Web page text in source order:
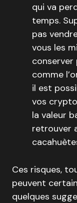
qui va
temps.
pas
vous les
conserver
comme
il est
vos
la valeur
retrouver
Ces risques,
peuvent
quelques